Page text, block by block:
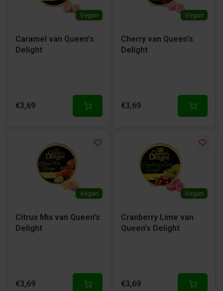
Vegan
Caramel van Queen’s
Delight
€3,69
Vegan
Cherry van Queen’s
Delight
€3,69
Vegan
Citrus Mix van Queen’s
Delight
€3,69
Vegan
Cranberry Lime van
Queen’s Delight
€3,69